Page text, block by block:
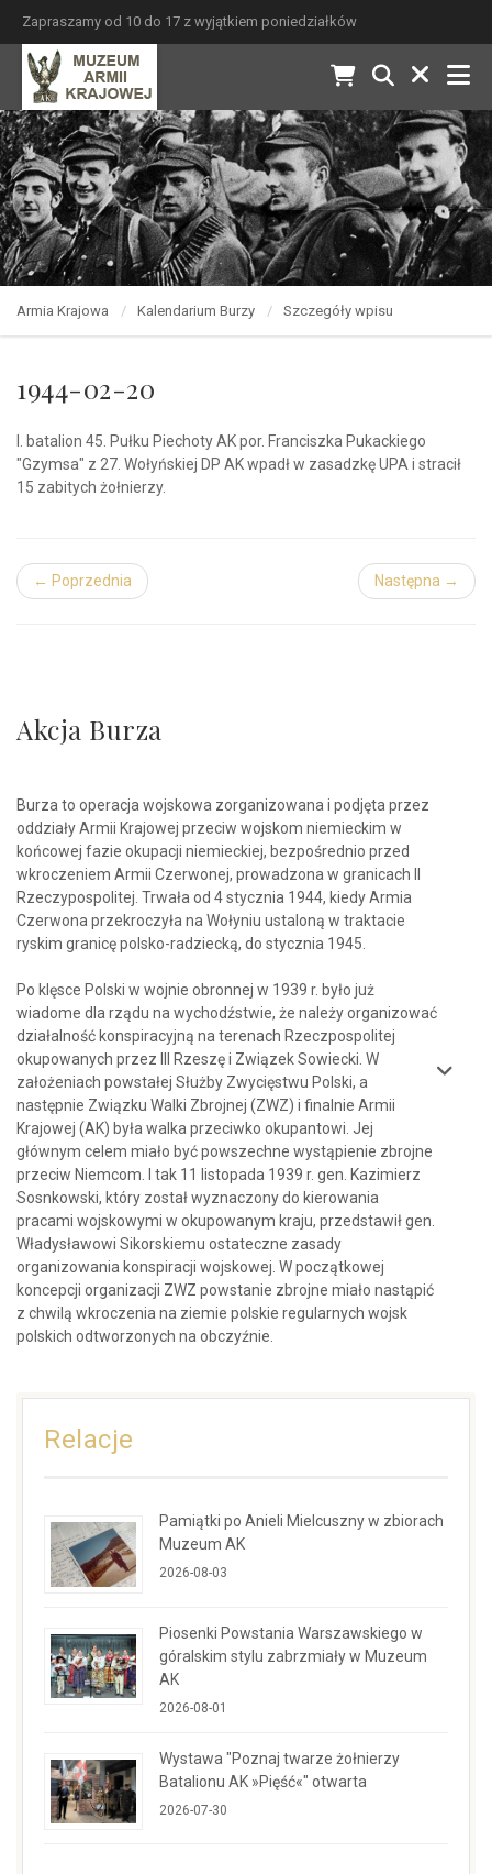
Zapraszamy od 10 do 17 z wyjątkiem poniedziałków
Armia Krajowa Kalendarium Burzy Szczegóły wpisu
1944-02-20
I. batalion 45. Pułku Piechoty AK por. Franciszka Pukackiego
"Gzymsa" z 27. Wołyńskiej DP AK wpadł w zasadzkę UPA i stracił
15 zabitych żołnierzy.
← Poprzednia Następna →
Akcja Burza
Burza to operacja wojskowa zorganizowana i podjęta przez
oddziały Armii Krajowej przeciw wojskom niemieckim w
końcowej fazie okupacji niemieckiej, bezpośrednio przed
wkroczeniem Armii Czerwonej, prowadzona w granicach II
Rzeczypospolitej. Trwała od 4 stycznia 1944, kiedy Armia
Czerwona przekroczyła na Wołyniu ustaloną w traktacie
ryskim granicę polsko-radziecką, do stycznia 1945.
Po klęsce Polski w wojnie obronnej w 1939 r. było już
wiadome dla rządu na wychodźstwie, że należy organizować
działalność konspiracyjną na terenach Rzeczpospolitej
okupowanych przez III Rzeszę i Związek Sowiecki. W
założeniach powstałej Służby Zwycięstwu Polski, a
następnie Związku Walki Zbrojnej (ZWZ) i finalnie Armii
Krajowej (AK) była walka przeciwko okupantowi. Jej
głównym celem miało być powszechne wystąpienie zbrojne
przeciw Niemcom. I tak 11 listopada 1939 r. gen. Kazimierz
Sosnkowski, który został wyznaczony do kierowania
pracami wojskowymi w okupowanym kraju, przedstawił gen.
Władysławowi Sikorskiemu ostateczne zasady
organizowania konspiracji wojskowej. W początkowej
koncepcji organizacji ZWZ powstanie zbrojne miało nastąpić
z chwilą wkroczenia na ziemie polskie regularnych wojsk
polskich odtworzonych na obczyźnie.
Relacje
Pamiątki po Anieli Mielcuszny w zbiorach
Muzeum AK
2026-08-03
Piosenki Powstania Warszawskiego w
góralskim stylu zabrzmiały w Muzeum
AK
2026-08-01
Wystawa "Poznaj twarze żołnierzy
Batalionu AK »Pięść«" otwarta
2026-07-30